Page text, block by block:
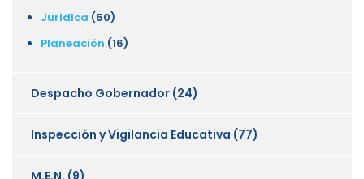
Juridica (50)
Planeación (16)
Despacho Gobernador (24)
Inspección y Vigilancia Educativa (77)
M.E.N. (9)